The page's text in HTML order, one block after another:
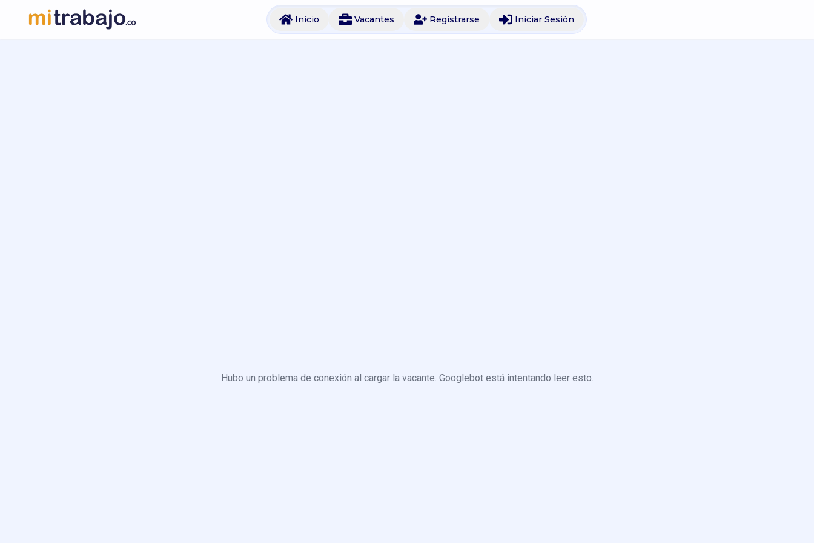
Inicio Vacantes Registrarse Iniciar Sesión
Hubo un problema de conexión al cargar la vacante. Googlebot está intentando leer esto.